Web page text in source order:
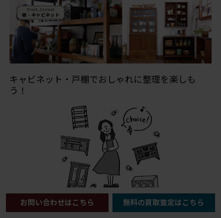
キャビネット・戸棚でおしゃれに整理を楽しも
う！
戸棚はどこのご家庭にも1台はある欠かせないアイテムで
お問い合わせはこちら 無料の買取査定はこちら